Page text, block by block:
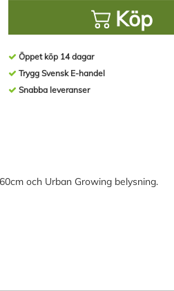
Köp
Öppet köp 14 dagar
Trygg Svensk E-handel
Snabba leveranser
och Urban Growing belysning.